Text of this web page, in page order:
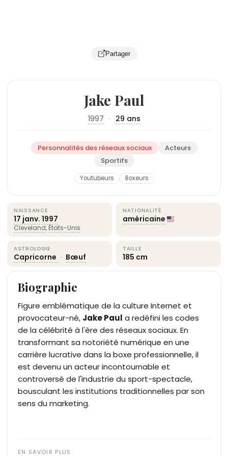
Partager
Jake Paul
1997 · 29 ans
Personnalités des réseaux sociaux
Acteurs
Sportifs
Youtubeurs Boxeurs
NAISSANCE
17 janv. 1997
Cleveland, États-Unis
NATIONALITÉ
américaine
ASTROLOGIE
Capricorne · Bœuf
TAILLE
185 cm
Biographie
Figure emblématique de la culture Internet et
provocateur-né, Jake Paul a redéfini les codes
de la célébrité à l'ère des réseaux sociaux. En
transformant sa notoriété numérique en une
carrière lucrative dans la boxe professionnelle, il
est devenu un acteur incontournable et
controversé de l'industrie du sport-spectacle,
bousculant les institutions traditionnelles par son
sens du marketing.